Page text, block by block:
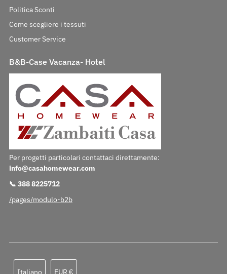
Politica Sconti
Come scegliere i tessuti
Customer Service
B&B-Case Vacanza- Hotel
Per progetti particolari contattaci direttamente:
info@casahomewear.com
📞 388 8225712
/pages/modulo-b2b
Italiano EUR €